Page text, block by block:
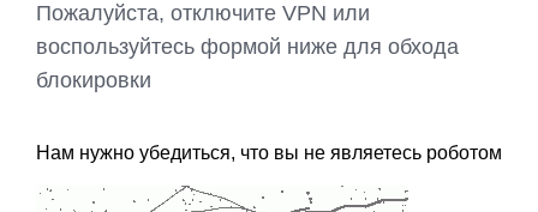
Пожалуйста, отключите VPN или
воспользуйтесь формой ниже для обхода
блокировки
Нам нужно убедиться, что вы не являетесь роботом